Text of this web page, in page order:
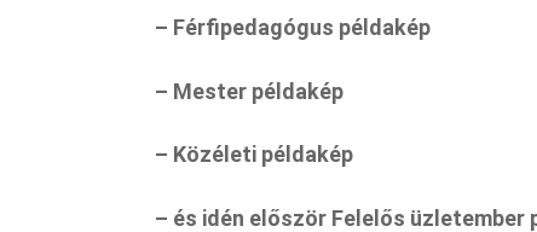
– Férfipedagógus példakép
– Mester példakép
– Közéleti példakép
– és idén először Felelős üzletember